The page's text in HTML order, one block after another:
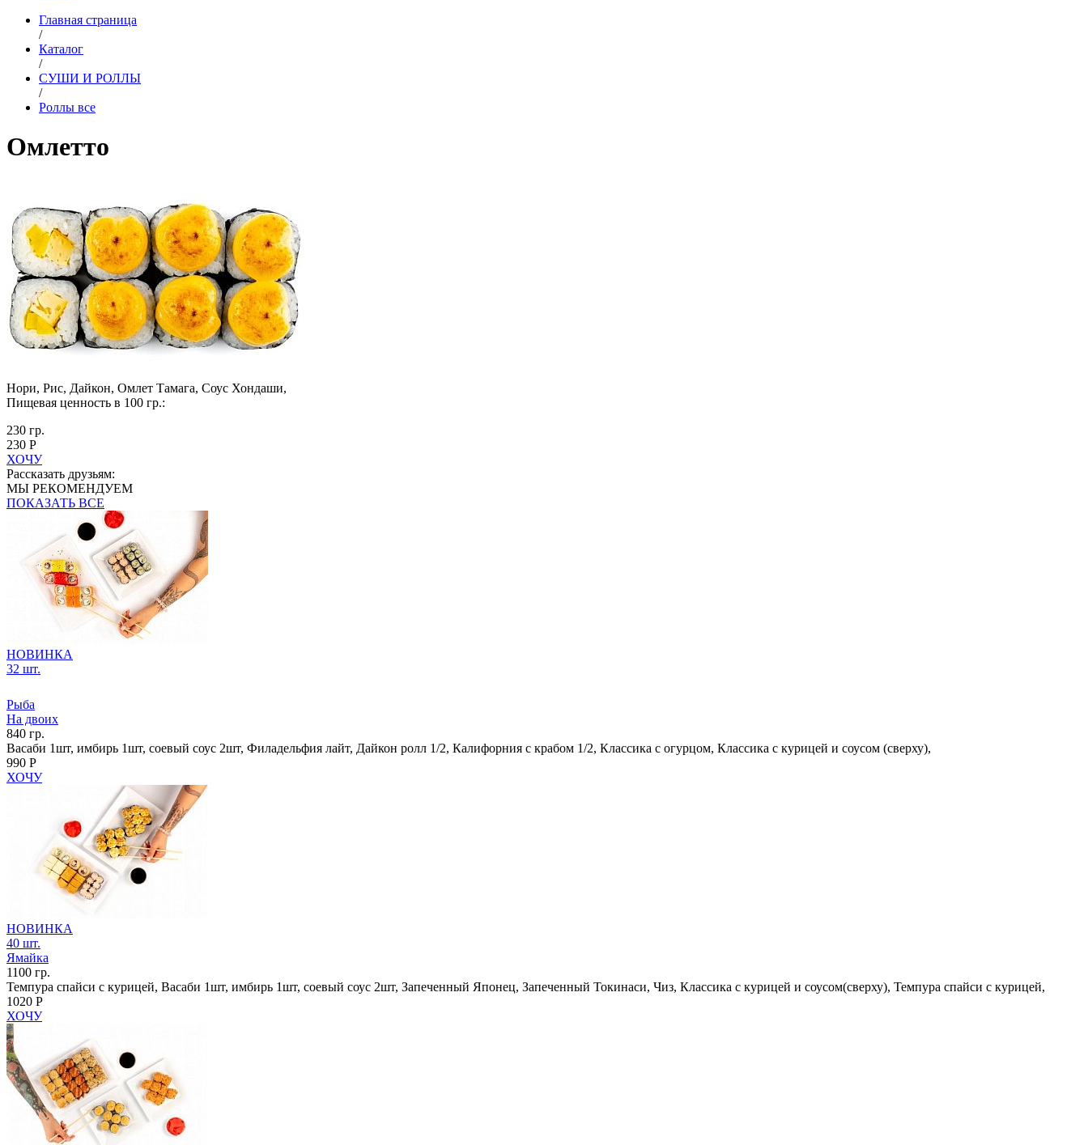
Главная страница
/
Каталог
/
СУШИ И РОЛЛЫ
/
Роллы все
Омлетто
Нори, Рис, Дайкон, Омлет Тамага, Соус Хондаши,
Пищевая ценность в 100 гр.:
230 гр.
230 Р
ХОЧУ
Рассказать друзьям:
МЫ РЕКОМЕНДУЕМ
ПОКАЗАТЬ ВСЕ
НОВИНКА
32 шт.
Рыба
На двоих
840 гр.
Васаби 1шт, имбирь 1шт, соевый соус 2шт, Филадельфия лайт, Дайкон ролл 1/2, Калифорния с крабом 1/2, Классика с огурцом, Классика с курицей и соусом (сверху),
990 Р
ХОЧУ
НОВИНКА
40 шт.
Ямайка
1100 гр.
Темпура спайси с курицей, Васаби 1шт, имбирь 1шт, соевый соус 2шт, Запеченный Японец, Запеченный Токинаси, Чиз, Классика с курицей и соусом(сверху), Темпура спайси с курицей,
1020 Р
ХОЧУ